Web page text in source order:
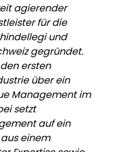
agierender
für die
und
gegründet.
ersten
über ein
Management im
setzt
auf ein
einem